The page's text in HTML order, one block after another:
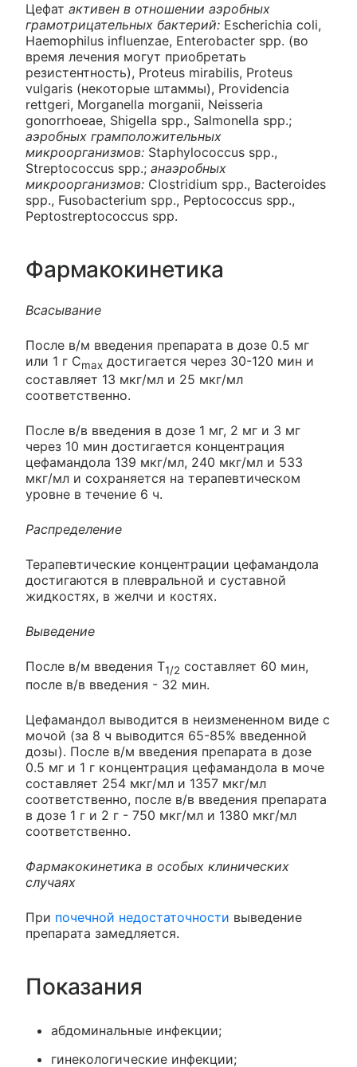
Цефат активен в отношении аэробных
грамотрицательных бактерий: Escherichia coli,
Haemophilus influenzae, Enterobacter spp. (во
время лечения могут приобретать
резистентность), Proteus mirabilis, Proteus
vulgaris (некоторые штаммы), Providencia
rettgeri, Morganella morganii, Neisseria
gonorrhoeae, Shigella spp., Salmonella spp.;
аэробных грамположительных
микроорганизмов: Staphylococcus spp.,
Streptococcus spp.; анаэробных
микроорганизмов: Clostridium spp., Bacteroides
spp., Fusobacterium spp., Peptococcus spp.,
Peptostreptococcus spp.
Фармакокинетика
Всасывание
После в/м введения препарата в дозе 0.5 мг
или 1 г Cmax достигается через 30-120 мин и
составляет 13 мкг/мл и 25 мкг/мл
соответственно.
После в/в введения в дозе 1 мг, 2 мг и 3 мг
через 10 мин достигается концентрация
цефамандола 139 мкг/мл, 240 мкг/мл и 533
мкг/мл и сохраняется на терапевтическом
уровне в течение 6 ч.
Распределение
Терапевтические концентрации цефамандола
достигаются в плевральной и суставной
жидкостях, в желчи и костях.
Выведение
После в/м введения T1/2 составляет 60 мин,
после в/в введения - 32 мин.
Цефамандол выводится в неизмененном виде с
мочой (за 8 ч выводится 65-85% введенной
дозы). После в/м введения препарата в дозе
0.5 мг и 1 г концентрация цефамандола в моче
составляет 254 мкг/мл и 1357 мкг/мл
соответственно, после в/в введения препарата
в дозе 1 г и 2 г - 750 мкг/мл и 1380 мкг/мл
соответственно.
Фармакокинетика в особых клинических
случаях
При почечной недостаточности выведение
препарата замедляется.
Показания
абдоминальные инфекции;
гинекологические инфекции;